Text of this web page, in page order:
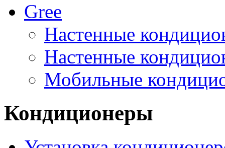
Gree
Настенные
Настенные
Мобильные
Кондиционеры